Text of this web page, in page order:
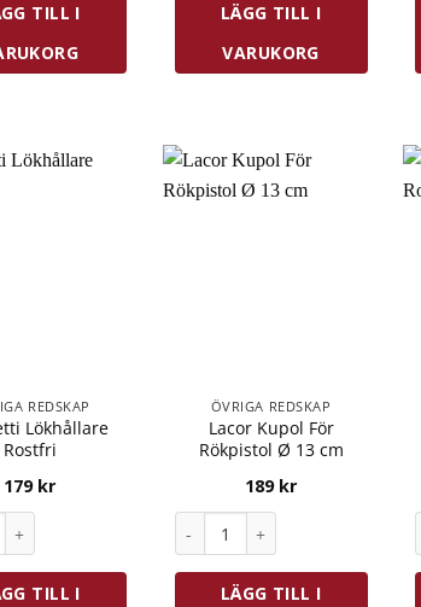
TILL I
LÄGG TILL I
VARUKORG
REDSKAP
Lökhållare
Rostfri
179 kr
TILL I
ÖVRIGA REDSKAP
Lacor Kupol För
Rökpistol Ø 13 cm
189 kr
LÄGG TILL I